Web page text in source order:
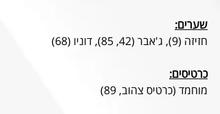
שערים:
חזיזה (9), ג'אבר (42, 85), דוניו (68)
כרטיסים:
מוחמד (כרטיס צהוב, 89)